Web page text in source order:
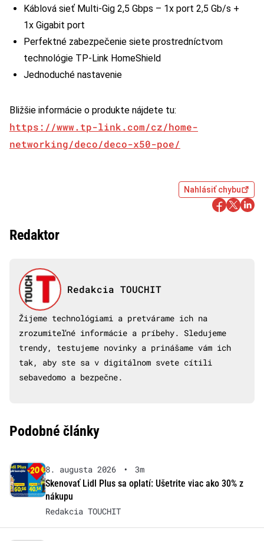
Káblová sieť Multi-Gig 2,5 Gbps – 1x port 2,5 Gb/s +
1x Gigabit port
Perfektné zabezpečenie siete prostredníctvom
technológie TP-Link HomeShield
Jednoduché nastavenie
Bližšie informácie o produkte nájdete tu:
https://www.tp-link.com/cz/home-
networking/deco/deco-x50-poe/
Nahlásiť chybu
Redaktor
Redakcia TOUCHIT
Žijeme technológiami a pretvárame ich na
zrozumiteľné informácie a príbehy. Sledujeme
trendy, testujeme novinky a prinášame vám ich
tak, aby ste sa v digitálnom svete cítili
sebavedomo a bezpečne.
Podobné články
8. augusta 2026 •
3m
Skenovať Lidl Plus sa oplatí: Ušetrite viac ako 30% z
nákupu
Redakcia TOUCHIT